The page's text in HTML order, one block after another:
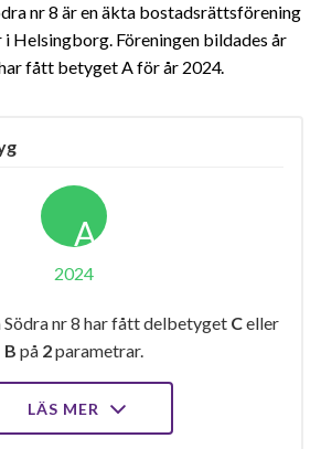
nr 8 är en äkta bostadsrättsförening
i Helsingborg. Föreningen bildades år
fått betyget A för år 2024
A
2024
nr 8 har fått delbetyget Celler
B på 2parametrar.
LÄS MER